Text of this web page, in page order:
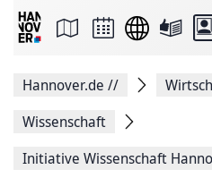
Seite
Facebook
teilen
Seitenlink
Hannover.de //
Wissenschaft
Initiative Wissenschaft